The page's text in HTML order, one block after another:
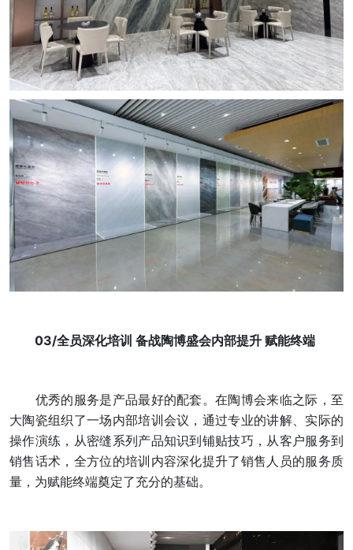
03/全员深化培训 备战陶博盛会内部提升 赋能终端
优秀的服务是产品最好的配套。在陶博会来临之际，至
大陶瓷组织了一场内部培训会议，通过专业的讲解、实际的
操作演练，从密缝系列产品知识到铺贴技巧，从客户服务到
销售话术，全方位的培训内容深化提升了销售人员的服务质
量，为赋能终端奠定了充分的基础。